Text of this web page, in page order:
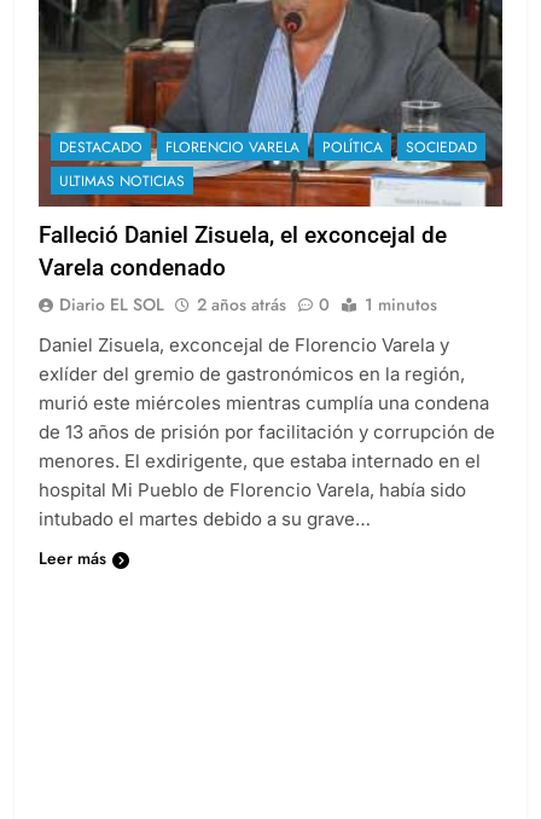
DESTACADO FLORENCIO VARELA POLÍTICA
SOCIEDAD
ULTIMAS NOTICIAS
Falleció Daniel Zisuela, el exconcejal de
Varela condenado
Diario EL SOL 2 años atrás 0 1 minutos
Daniel Zisuela, exconcejal de Florencio Varela y
exlíder del gremio de gastronómicos en la región,
murió este miércoles mientras cumplía una condena
de 13 años de prisión por facilitación y corrupción de
menores. El exdirigente, que estaba internado en el
hospital Mi Pueblo de Florencio Varela, había sido
intubado el martes debido a su grave…
Leer más